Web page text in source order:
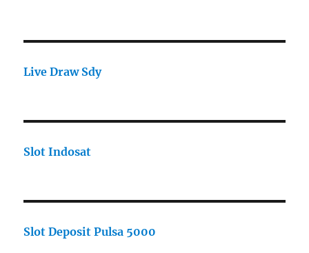
Live Draw Sdy
Slot Indosat
Slot Deposit Pulsa 5000